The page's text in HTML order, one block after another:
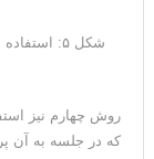
شکل ۵:
روش چهارم نیز
که در جلسه به آن